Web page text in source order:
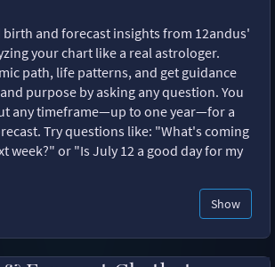
birth and forecast insights from 12andus'
your chart like a real astrologer.
path, life patterns, and get guidance
purpose by asking any question. You
any timeframe—up to one year—for a
Try questions like: "What's coming
week?" or "Is July 12 a good day for my
Show